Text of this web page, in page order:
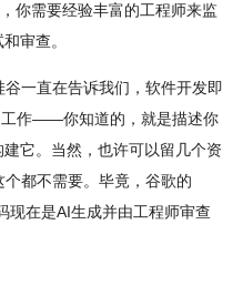
你需要经验丰富的工程师来监
审查。
一直在告诉我们，软件开发即
工作——你知道的，就是描述你
它。当然，也许可以留几个资
都不需要。毕竟，谷歌的
现在是AI生成并由工程师审查